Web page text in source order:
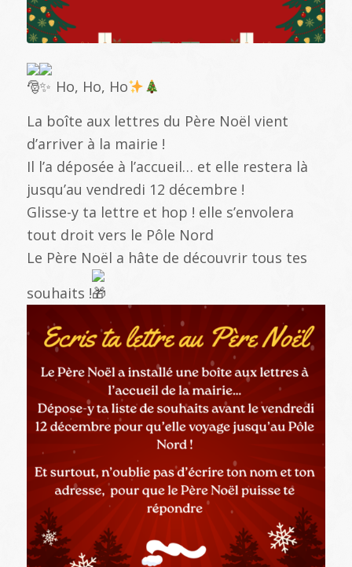
Ho, Ho, Ho
La boîte aux lettres du Père Noël vient
d’arriver à la mairie !
Il l’a déposée à l’accueil… et elle restera là
jusqu’au vendredi 12 décembre !
Glisse-y ta lettre et hop ! elle s’envolera
tout droit vers le Pôle Nord
Le Père Noël a hâte de découvrir tous tes
souhaits !